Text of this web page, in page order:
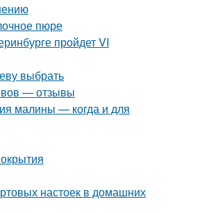
пюре
пройдет VI
выбрать
— отзывы
малины — когда и для
настоек в домашних